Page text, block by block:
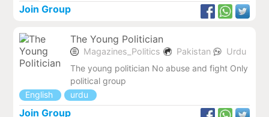
Join Group
The Young Politician
Magazines_Politics Pakistan
Urdu
The young politician No abuse and fight Only
political group
English
urdu
Join Group